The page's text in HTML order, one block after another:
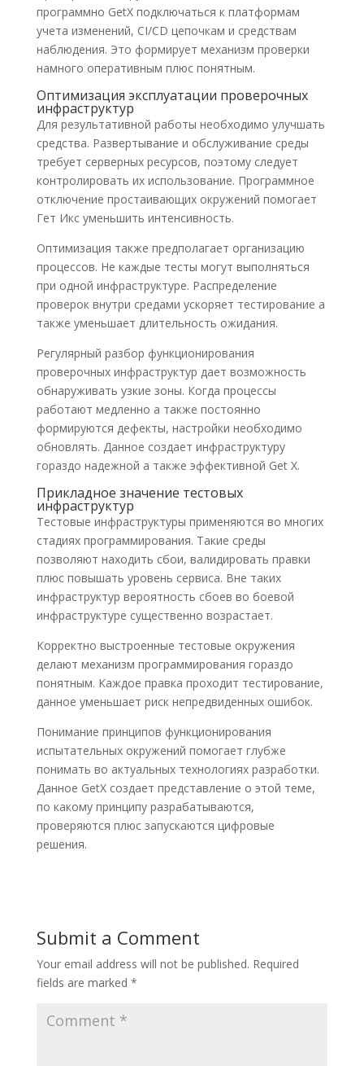
программно GetX подключаться к платформам
учета изменений, CI/CD цепочкам и средствам
наблюдения. Это формирует механизм проверки
намного оперативным плюс понятным.
Оптимизация эксплуатации проверочных
инфраструктур
Для результативной работы необходимо улучшать
средства. Развертывание и обслуживание среды
требует серверных ресурсов, поэтому следует
контролировать их использование. Программное
отключение простаивающих окружений помогает
Гет Икс уменьшить интенсивность.
Оптимизация также предполагает организацию
процессов. Не каждые тесты могут выполняться
при одной инфраструктуре. Распределение
проверок внутри средами ускоряет тестирование а
также уменьшает длительность ожидания.
Регулярный разбор функционирования
проверочных инфраструктур дает возможность
обнаруживать узкие зоны. Когда процессы
работают медленно а также постоянно
формируются дефекты, настройки необходимо
обновлять. Данное создает инфраструктуру
гораздо надежной а также эффективной Get X.
Прикладное значение тестовых
инфраструктур
Тестовые инфраструктуры применяются во многих
стадиях программирования. Такие среды
позволяют находить сбои, валидировать правки
плюс повышать уровень сервиса. Вне таких
инфраструктур вероятность сбоев во боевой
инфраструктуре существенно возрастает.
Корректно выстроенные тестовые окружения
делают механизм программирования гораздо
понятным. Каждое правка проходит тестирование,
данное уменьшает риск непредвиденных ошибок.
Понимание принципов функционирования
испытательных окружений помогает глубже
понимать во актуальных технологиях разработки.
Данное GetX создает представление о этой теме,
по какому принципу разрабатываются,
проверяются плюс запускаются цифровые
решения.
Submit a Comment
Your email address will not be published. Required
fields are marked *